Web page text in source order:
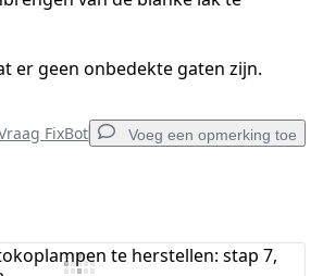
er geen onbedekte gaten zijn.
FixBot Voeg een opmerking toe
toe